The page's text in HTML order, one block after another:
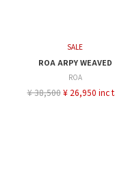
SALE
ROA ARPY WEAVED
ROA
¥ 38,500 ¥ 26,950 inc